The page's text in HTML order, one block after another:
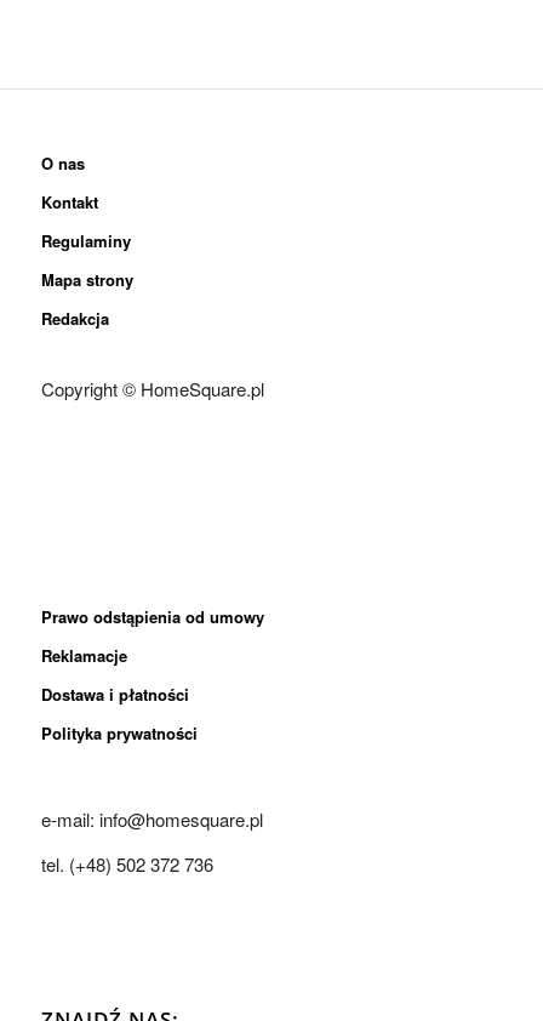
O nas
Kontakt
Regulaminy
Mapa strony
Redakcja
Copyright © HomeSquare.pl
Prawo odstąpienia od umowy
Reklamacje
Dostawa i płatności
Polityka prywatności
e-mail: info@homesquare.pl
tel. (+48) 502 372 736